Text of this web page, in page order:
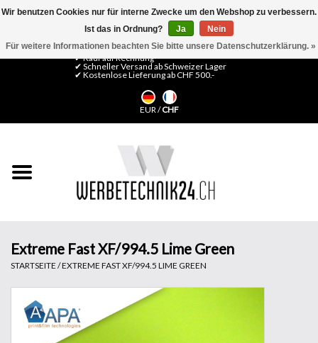
Mein Konto / Kundenkonto anlegen
✔ Kauf auf Rechnung
✔ Schneller Versand ab Schweizer Lager
✔ Kostenlose Lieferung ab CHF 500.-
EUR/CHF
Fertigung & Montage
Extreme Fast XF/994.5 Lime Green
STARTSEITE /EXTREME FAST XF/994.5 LIME GREEN
Wir benutzen Cookies nur für interne Zwecke um den Webshop zu verbessern.
Ist das in Ordnung?
Ja
Nein
Für weitere Informationen beachten Sie bitte unsere Datenschutzerklärung. »